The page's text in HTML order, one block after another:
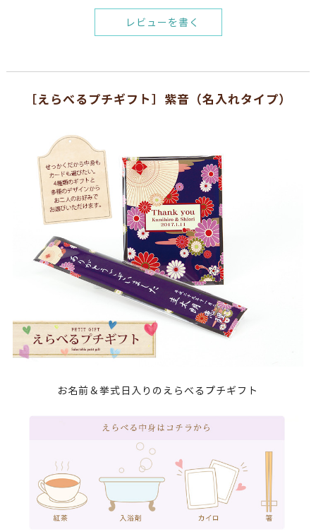
レビューを書く
［えらべるプチギフト］紫音（名入れタイプ）
お名前＆挙式日入りのえらべるプチギフト